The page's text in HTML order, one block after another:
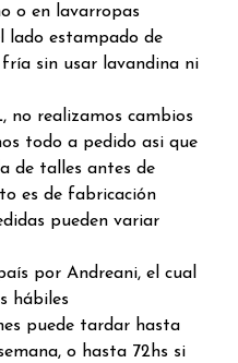
o en lavarropas
lado estampado de
sin usar lavandina ni
no realizamos cambios
todo a pedido asi que
de talles antes de
es de fabricación
pueden variar
por Andreani, el cual
hábiles
puede tardar hasta
o hasta 72hs si